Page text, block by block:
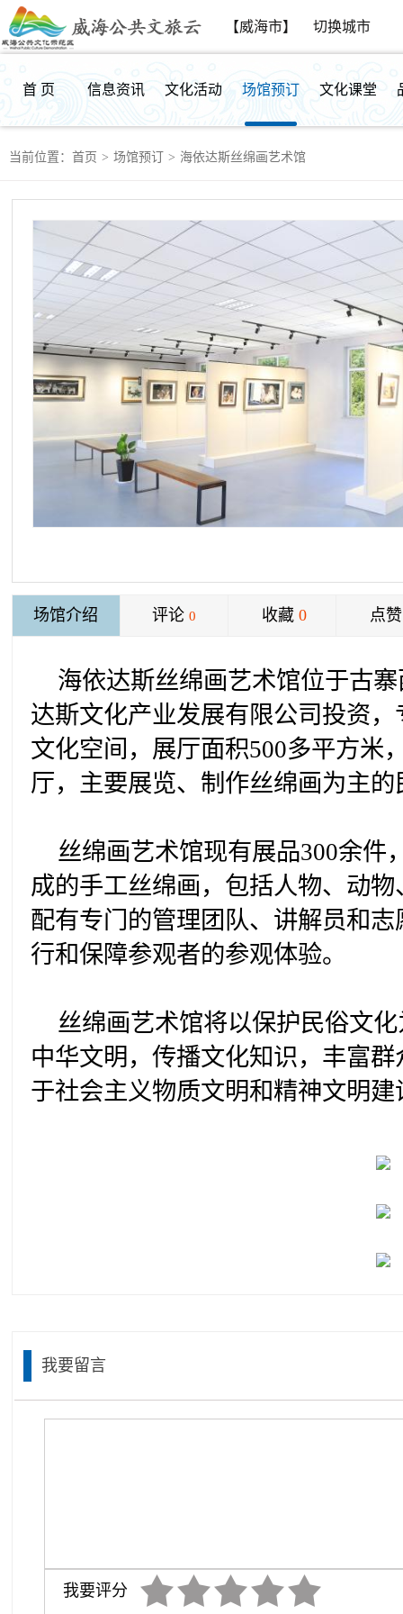
【威海市】 切换城市
首 页 信息资讯 文化活动 场馆预订 文化课堂
群众反馈
当前位置： 首页 > 场馆预订 > 海依达斯丝绵画艺术馆
场馆介绍 评论 0 收藏 0 点赞
海依达斯丝绵画艺术馆位于古
达斯文化产业发展有限公司投资
文化空间，展厅面积500多平方米
厅，主要展览、制作丝绵画为主
丝绵画艺术馆现有展品300余件
成的手工丝绵画，包括人物、动
配有专门的管理团队、讲解员和
行和保障参观者的参观体验。
丝绵画艺术馆将以保护民俗文
中华文明，传播文化知识，丰富
于社会主义物质文明和精神文明建
我要留言
我要评分